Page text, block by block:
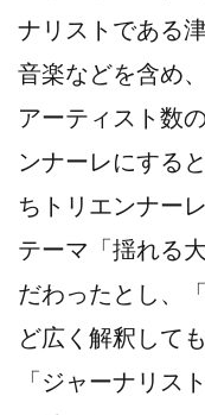
ナリストである
音楽などを含め
アーティスト数
ンナーレにする
ちトリエンナー
テーマ「揺れる
だわったとし、
ど広く解釈して
「ジャーナリス